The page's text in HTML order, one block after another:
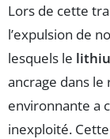
Lors de cette
l’expulsion de
lesquels le
ancrage dans
environnante a
inexploité.